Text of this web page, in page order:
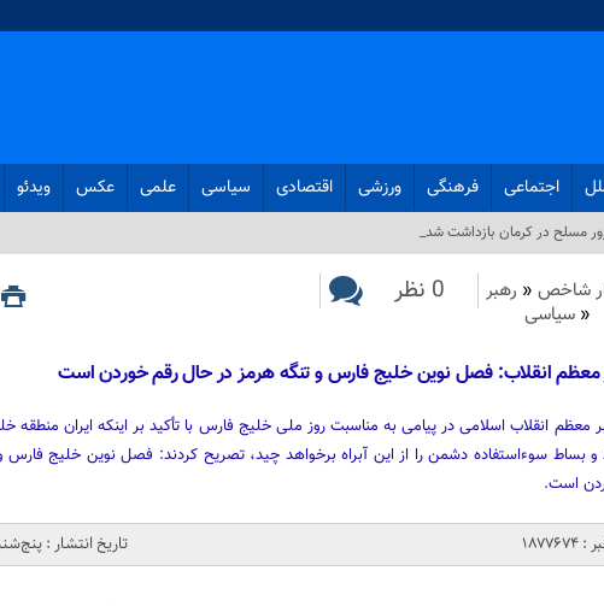
اجتماعی فرهنگی ورزشی اقتصادی سیاسی علمی عکس ویدئو
شاخص « رهبر
« سیاسی
0 نظر
معظم انقلاب: فصل نوین خلیج فارس و تنگه هرمز در حال رقم خوردن است
معظم انقلاب اسلامی در پیامی به مناسبت روز ملی خلیج فارس با تأکید بر اینکه ایران منطقه
و بساط سوءاستفاده دشمن را از این آبراه برخواهد چید، تصریح کردند: فصل نوین خلیج فارس
است.
تاریخ انتشار : پنج‌شنبه 30 آوریل 2026 -